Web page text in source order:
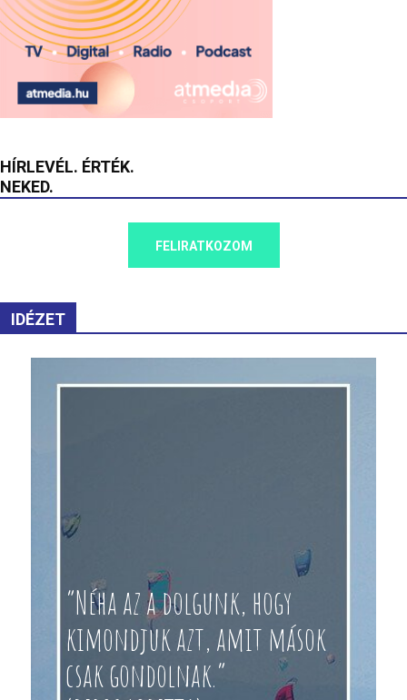
HÍRLEVÉL. ÉRTÉK.
NEKED.
FELIRATKOZOM
IDÉZET
“Néha az a dolgunk, hogy
kimondjuk azt, amit mások
csak gondolnak.”